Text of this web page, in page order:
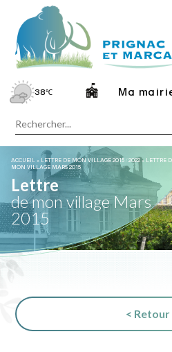
38℃ Ma
ACCUEIL » LETTRE DE MON VILLAGE 2015 / 2022» LETTRE
MON VILLAGE MARS 2015
Lettre
de mon village Mars
2015
< Retour